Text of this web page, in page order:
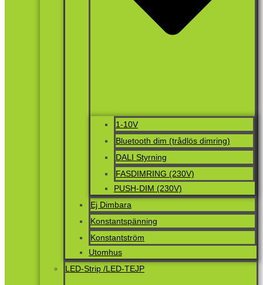
1-10V
Bluetooth dim (trådlös dimring)
DALI Styrning
FASDIMRING (230V)
PUSH-DIM (230V)
Ej Dimbara
Konstantspänning
Konstantström
Utomhus
LED-Strip /LED-TEJP